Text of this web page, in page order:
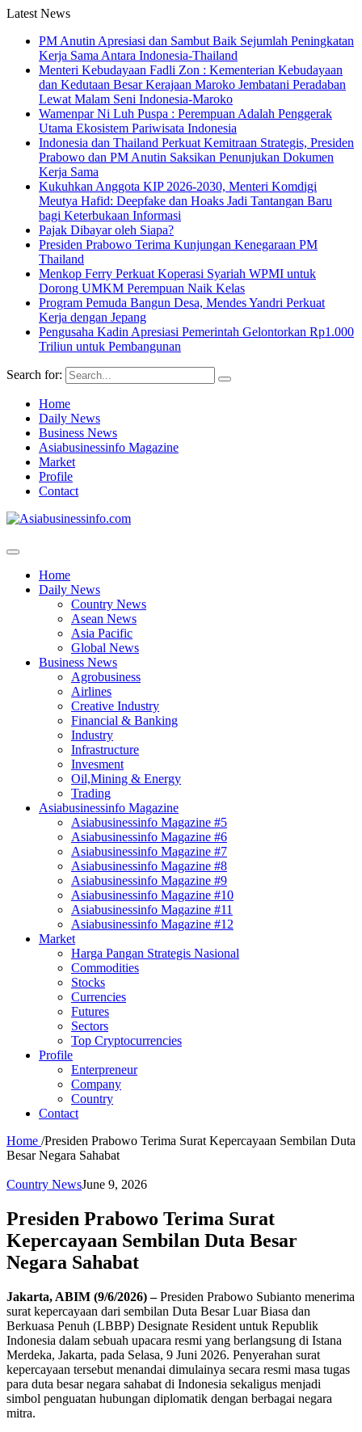
Latest News
PM Anutin Apresiasi dan Sambut Baik Sejumlah Peningkatan
Kerja Sama Antara Indonesia-Thailand
Menteri Kebudayaan Fadli Zon : Kementerian Kebudayaan
dan Kedutaan Besar Kerajaan Maroko Jembatani Peradaban
Lewat Malam Seni Indonesia-Maroko
Wamenpar Ni Luh Puspa : Perempuan Adalah Penggerak
Utama Ekosistem Pariwisata Indonesia
Indonesia dan Thailand Perkuat Kemitraan Strategis, Presiden
Prabowo dan PM Anutin Saksikan Penunjukan Dokumen
Kerja Sama
Kukuhkan Anggota KIP 2026-2030, Menteri Komdigi
Meutya Hafid: Deepfake dan Hoaks Jadi Tantangan Baru
bagi Keterbukaan Informasi
Pajak Dibayar oleh Siapa?
Presiden Prabowo Terima Kunjungan Kenegaraan PM
Thailand
Menkop Ferry Perkuat Koperasi Syariah WPMI untuk
Dorong UMKM Perempuan Naik Kelas
Program Pemuda Bangun Desa, Mendes Yandri Perkuat
Kerja dengan Jepang
Pengusaha Kadin Apresiasi Pemerintah Gelontorkan Rp1.000
Triliun untuk Pembangunan
Search for:
Home
Daily News
Business News
Asiabusinessinfo Magazine
Market
Profile
Contact
Home
Daily News
Country News
Asean News
Asia Pacific
Global News
Business News
Agrobusiness
Airlines
Creative Industry
Financial & Banking
Industry
Infrastructure
Invesment
Oil,Mining & Energy
Trading
Asiabusinessinfo Magazine
Asiabusinessinfo Magazine #5
Asiabusinessinfo Magazine #6
Asiabusinessinfo Magazine #7
Asiabusinessinfo Magazine #8
Asiabusinessinfo Magazine #9
Asiabusinessinfo Magazine #10
Asiabusinessinfo Magazine #11
Asiabusinessinfo Magazine #12
Market
Harga Pangan Strategis Nasional
Commodities
Stocks
Currencies
Futures
Sectors
Top Cryptocurrencies
Profile
Enterpreneur
Company
Country
Contact
Home /Presiden Prabowo Terima Surat Kepercayaan Sembilan Duta
Besar Negara Sahabat
Country NewsJune 9, 2026
Presiden Prabowo Terima Surat
Kepercayaan Sembilan Duta Besar
Negara Sahabat
Jakarta, ABIM (9/6/2026) –Presiden Prabowo Subianto menerima
surat kepercayaan dari sembilan Duta Besar Luar Biasa dan
Berkuasa Penuh (LBBP) Designate Resident untuk Republik
Indonesia dalam sebuah upacara resmi yang berlangsung di Istana
Merdeka, Jakarta, pada Selasa, 9 Juni 2026. Penyerahan surat
kepercayaan tersebut menandai dimulainya secara resmi masa tugas
para duta besar negara sahabat di Indonesia sekaligus menjadi
simbol penguatan hubungan diplomatik dengan berbagai negara
mitra.